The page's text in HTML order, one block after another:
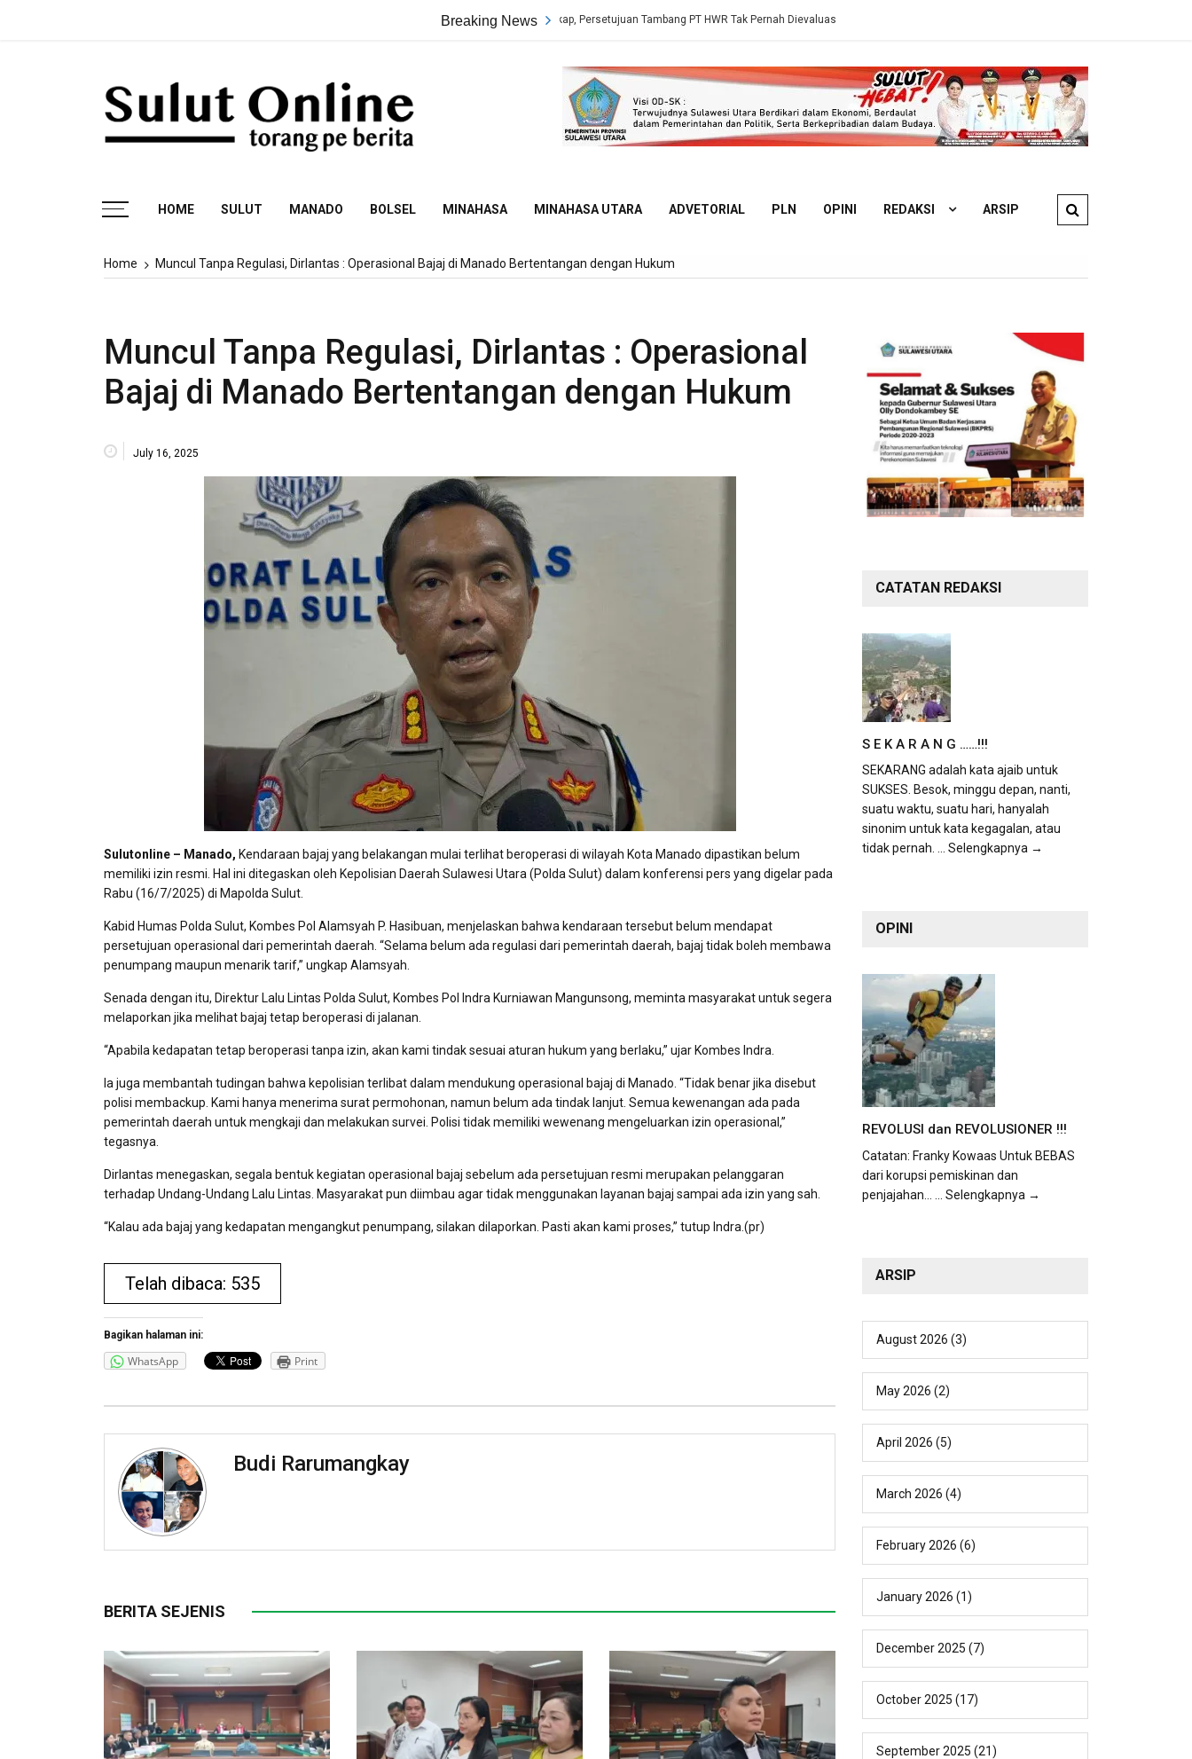
Breaking News
Fakta Sidang Terungkap, Persetujuan Tambang PT HWR Tak Pernah Dievaluasi Dinas ESDM
HOME SULUT MANADO BOLSEL MINAHASA MINAHASA UTARA ADVETORIAL PLN OPINI REDAKSI ARSIP
Home Muncul Tanpa Regulasi, Dirlantas : Operasional Bajaj di Manado Bertentangan dengan Hukum
Muncul Tanpa Regulasi, Dirlantas : Operasional
Bajaj di Manado Bertentangan dengan Hukum
July 16, 2025
Sulutonline – Manado, Kendaraan bajaj yang belakangan mulai terlihat beroperasi di wilayah Kota Manado dipastikan belum
memiliki izin resmi. Hal ini ditegaskan oleh Kepolisian Daerah Sulawesi Utara (Polda Sulut) dalam konferensi pers yang digelar pada
Rabu (16/7/2025) di Mapolda Sulut.
Kabid Humas Polda Sulut, Kombes Pol Alamsyah P. Hasibuan, menjelaskan bahwa kendaraan tersebut belum mendapat
persetujuan operasional dari pemerintah daerah. “Selama belum ada regulasi dari pemerintah daerah, bajaj tidak boleh membawa
penumpang maupun menarik tarif,” ungkap Alamsyah.
Senada dengan itu, Direktur Lalu Lintas Polda Sulut, Kombes Pol Indra Kurniawan Mangunsong, meminta masyarakat untuk segera
melaporkan jika melihat bajaj tetap beroperasi di jalanan.
“Apabila kedapatan tetap beroperasi tanpa izin, akan kami tindak sesuai aturan hukum yang berlaku,” ujar Kombes Indra.
Ia juga membantah tudingan bahwa kepolisian terlibat dalam mendukung operasional bajaj di Manado. “Tidak benar jika disebut
polisi membackup. Kami hanya menerima surat permohonan, namun belum ada tindak lanjut. Semua kewenangan ada pada
pemerintah daerah untuk mengkaji dan melakukan survei. Polisi tidak memiliki wewenang mengeluarkan izin operasional,”
tegasnya.
Dirlantas menegaskan, segala bentuk kegiatan operasional bajaj sebelum ada persetujuan resmi merupakan pelanggaran
terhadap Undang-Undang Lalu Lintas. Masyarakat pun diimbau agar tidak menggunakan layanan bajaj sampai ada izin yang sah.
“Kalau ada bajaj yang kedapatan mengangkut penumpang, silakan dilaporkan. Pasti akan kami proses,” tutup Indra.(pr)
Telah dibaca: 535
Bagikan halaman ini:
WhatsApp Print
Budi Rarumangkay
BERITA SEJENIS
CATATAN REDAKSI
S E K A R A N G ……!!!
SEKARANG adalah kata ajaib untuk
SUKSES. Besok, minggu depan, nanti,
suatu waktu, suatu hari, hanyalah
sinonim untuk kata kegagalan, atau
tidak pernah. ... Selengkapnya →
OPINI
REVOLUSI dan REVOLUSIONER !!!
Catatan: Franky Kowaas Untuk BEBAS
dari korupsi pemiskinan dan
penjajahan...
... Selengkapnya →
ARSIP
August 2026 (3)
May 2026 (2)
April 2026 (5)
March 2026 (4)
February 2026 (6)
January 2026 (1)
December 2025 (7)
October 2025 (17)
September 2025 (21)